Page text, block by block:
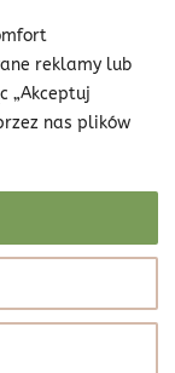
reklamy lub
„Akceptuj
nas plików